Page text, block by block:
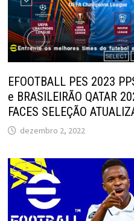
EFOOTBALL PES 2023
e BRASILEIRÃO QATAR
FACES SELEÇÃO
dezembro 2, 2022